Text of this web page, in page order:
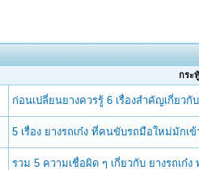
กระ
ก่อนเปลี่ยนยางควรรู้ 6 เรื่องสำคัญเกี่ยว
5 เรื่อง ยางรถเก๋ง ที่คนขับรถมือใหม่มักเข้
รวม 5 ความเชื่อผิด ๆ เกี่ยวกับ ยางรถเก๋